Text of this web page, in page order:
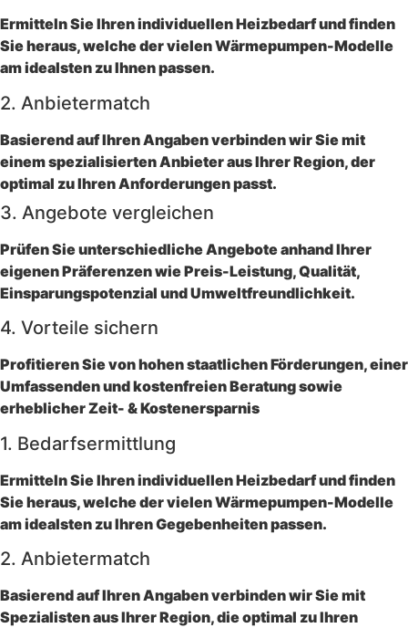
Ermitteln Sie Ihren individuellen Heizbedarf und finden
Sie heraus, welche der vielen Wärmepumpen-Modelle
am idealsten zu Ihnen passen.
2. Anbietermatch
Basierend auf Ihren Angaben verbinden wir Sie mit
einem spezialisierten Anbieter aus Ihrer Region, der
optimal zu Ihren Anforderungen passt.
3. Angebote vergleichen
Prüfen Sie unterschiedliche Angebote anhand Ihrer
eigenen Präferenzen wie Preis-Leistung, Qualität,
Einsparungspotenzial und Umweltfreundlichkeit.
4. Vorteile sichern
Profitieren Sie von hohen staatlichen Förderungen, einer
Umfassenden und kostenfreien Beratung sowie
erheblicher Zeit- & Kostenersparnis
1. Bedarfsermittlung
Ermitteln Sie Ihren individuellen Heizbedarf und finden
Sie heraus, welche der vielen Wärmepumpen-Modelle
am idealsten zu Ihren Gegebenheiten passen.
2. Anbietermatch
Basierend auf Ihren Angaben verbinden wir Sie mit
Spezialisten aus Ihrer Region, die optimal zu Ihren